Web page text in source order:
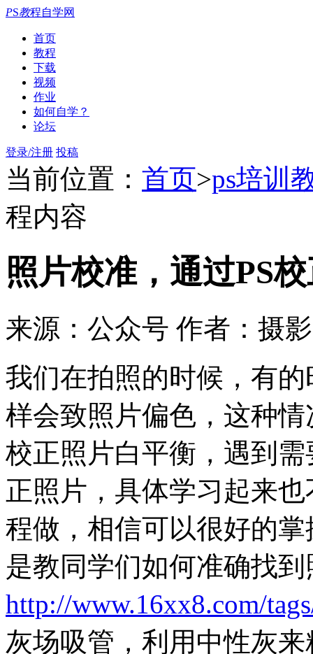
PS教程自学网
首页
教程
下载
视频
作业
如何自学？
论坛
登录/注册 投稿
当前位置： 首页>ps培训
程内容
照片校准，通过PS
来源：公众号 作者：摄
我们在拍照的时候，有
样会致照片偏色，这种
校正照片白平衡，遇到
正照片，具体学习起来
程做，相信可以很好的
是教同学们如何准确找
http://www.16xx8.com/
灰场吸管，利用中性灰